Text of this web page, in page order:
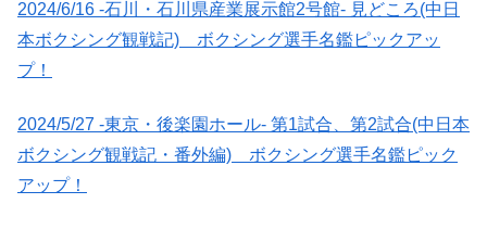
2024/6/16 -石川・石川県産業展示館2号館- 見どころ(中日
本ボクシング観戦記) ボクシング選手名鑑ピックアッ
プ！
2024/5/27 -東京・後楽園ホール- 第1試合、第2試合(中日本
ボクシング観戦記・番外編) ボクシング選手名鑑ピック
アップ！